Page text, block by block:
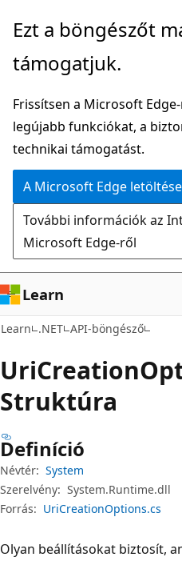
Ugrás
fő
Tovább
oldalon
navigációra
Ezt a böngészőt
támogatjuk.
Frissítsen a Microsoft
legújabb funkciókat, a
technikai támogatást.
A Microsoft Edge letöltése
További információk az
Microsoft Edge-ről
Learn
Learn .NET API-böngésző
UriCreation
Struktúra
Definíció
Névtér: System
Szerelvény: System.Runtime.dll
Forrás: UriCreationOptions.cs
Olyan beállításokat biztosít,